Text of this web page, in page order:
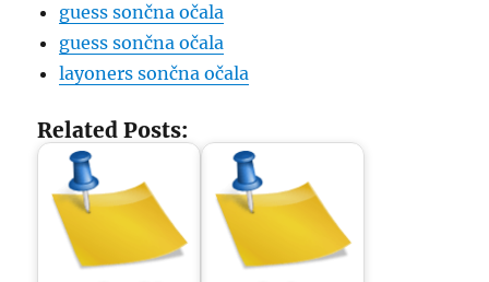
guess sončna očala
guess sončna očala
layoners sončna očala
Related Posts: